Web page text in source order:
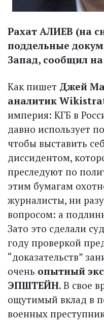
Рахат АЛИЕВ (на
поддельные
Запад, сообщил на
Как пишет Джей
аналитик
империя: КГБ в
давно использует
чтобы выставить
диссидентом,
преследуют по
этим бумагам
журналисты, ни
вопросом: а
Зато это сделали
году проверкой
“доказательств”
очень опытный
ЭПШТЕЙН. В свое
ощутимый вклад в
военных